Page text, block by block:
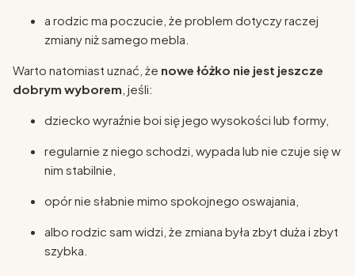
a rodzic ma poczucie, że problem dotyczy raczej
zmiany niż samego mebla.
Warto natomiast uznać, że nowe łóżko nie jest jeszcze
dobrym wyborem , jeśli:
dziecko wyraźnie boi się jego wysokości lub formy,
regularnie z niego schodzi, wypada lub nie czuje się w
nim stabilnie,
opór nie słabnie mimo spokojnego oswajania,
albo rodzic sam widzi, że zmiana była zbyt duża i zbyt
szybka.